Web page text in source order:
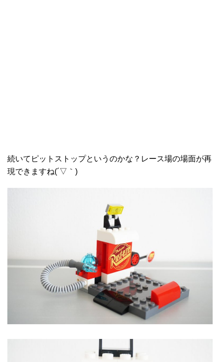
続いてピットストップというのかな？レース場の場面が再
現できますね(´▽｀)